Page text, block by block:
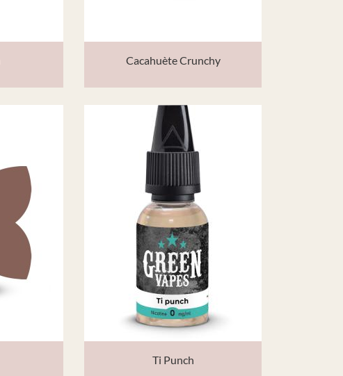
Cacahuète Crunchy
Ti Punch